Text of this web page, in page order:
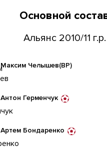
Основной
Альянс 2010/11 г.р.
Максим Челышев(ВР)
Антон Герменчук
Артем Бондаренко